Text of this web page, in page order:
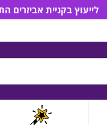
לייעוץ בקניית אביזרים